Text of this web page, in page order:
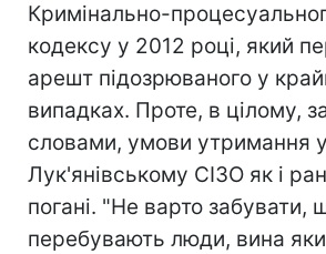
Кримінально-
кодексу у 2012 році, який
арешт підозрюваного у
випадках. Проте, в цілому,
словами, умови утримання у
Лук'янівському СІЗО як і
погані. "Не варто забувати,
перебувають люди, вина